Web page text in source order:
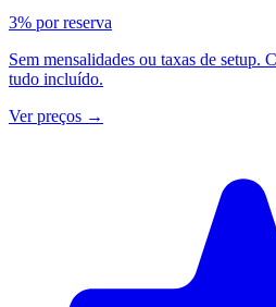
3% por reserva
Sem mensalidades ou taxas de
tudo incluído.
Ver preços →